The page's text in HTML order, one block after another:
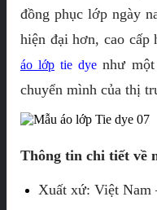
đồng phục lớp ngày
hiện đại hơn, cao cấp
áo lớp tie dye như
chuyển mình của thị
Thông tin chi tiết về
Xuất xứ: Việt Nam